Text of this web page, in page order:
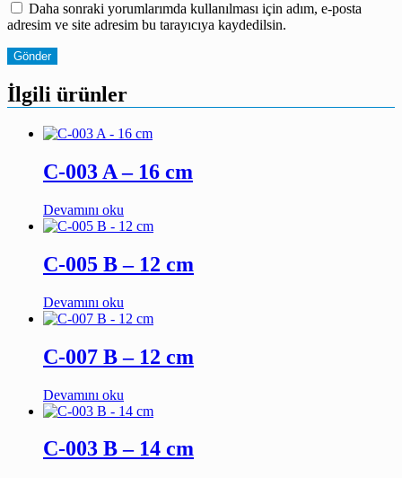
Daha sonraki yorumlarımda kullanılması için adım, e-posta
adresim ve site adresim bu tarayıcıya kaydedilsin.
İlgili ürünler
C-003 A – 16 cm
Devamını oku
C-005 B – 12 cm
Devamını oku
C-007 B – 12 cm
Devamını oku
C-003 B – 14 cm